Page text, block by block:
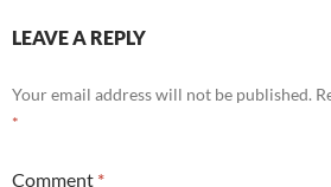
LEAVE A REPLY
Your email address will not be published.
*
Comment *